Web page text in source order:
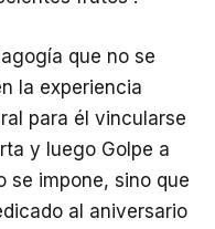
que no se
la experiencia
para él vincularse
y luego Golpe a
se impone, sino que
al aniversario